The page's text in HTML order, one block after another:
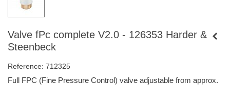
Valve fPc complete V2.0 - 126353 Harder &
Steenbeck
Reference: 712325
Full FPC (Fine Pressure Control) valve adjustable from approx.